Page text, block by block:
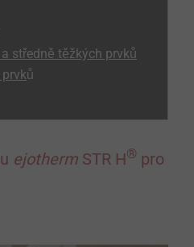
středně těžkých prvků
ů
ejotherm STR H® pro